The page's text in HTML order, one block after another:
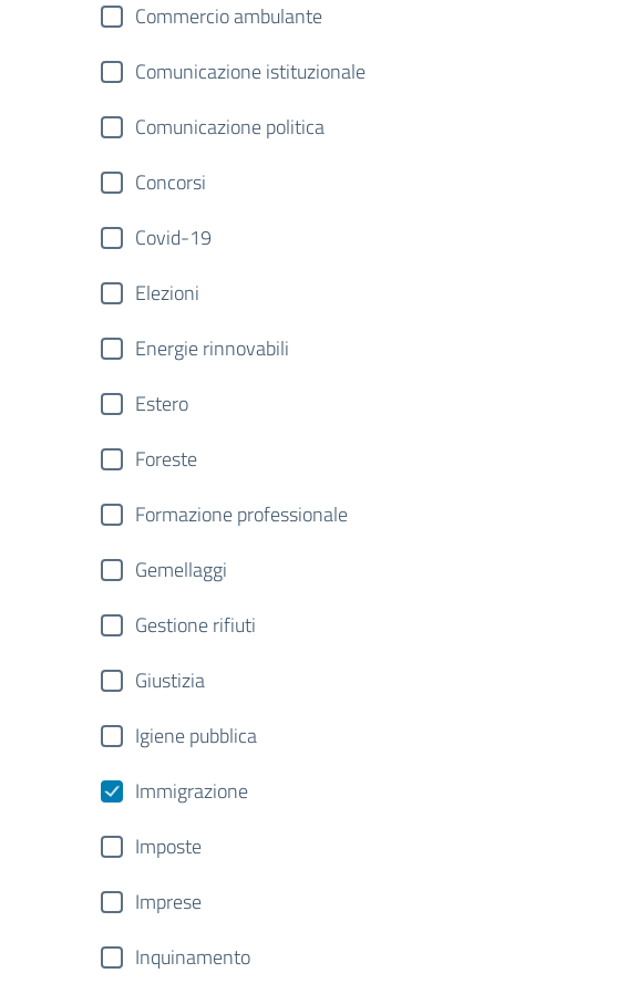
Commercio ambulante
Comunicazione istituzionale
Comunicazione politica
Concorsi
Covid-19
Elezioni
Energie rinnovabili
Estero
Foreste
Formazione professionale
Gemellaggi
Gestione rifiuti
Giustizia
Igiene pubblica
Immigrazione
Imposte
Imprese
Inquinamento